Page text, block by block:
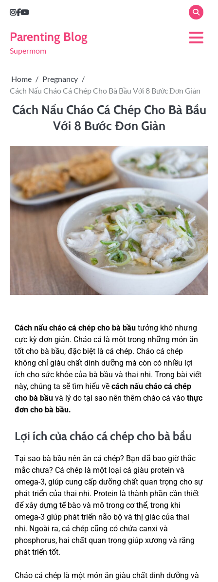
Parenting Blog
Supermom
Home
Pregnancy
Cách Nấu Cháo Cá Chép Cho Bà Bầu Với 8 Bước Đơn Giản
Cách Nấu Cháo Cá Chép Cho Bà Bầu
Với 8 Bước Đơn Giản
Cách nấu cháo cá chép cho bà bầu tưởng khó nhưng
cực kỳ đơn giản. Cháo cá là một trong những món ăn
tốt cho bà bầu, đặc biệt là cá chép. Cháo cá chép
không chỉ giàu chất dinh dưỡng mà còn có nhiều lợi
ích cho sức khỏe của bà bầu và thai nhi. Trong bài viết
này, chúng ta sẽ tìm hiểu về cách nấu cháo cá chép
cho bà bầu và lý do tại sao nên thêm cháo cá vào thực
đơn cho bà bầu.
Lợi ích của cháo cá chép cho bà bầu
Tại sao bà bầu nên ăn cá chép? Bạn đã bao giờ thắc
mắc chưa? Cá chép là một loại cá giàu protein và
omega-3, giúp cung cấp dưỡng chất quan trọng cho sự
phát triển của thai nhi. Protein là thành phần cần thiết
để xây dựng tế bào và mô trong cơ thể, trong khi
omega-3 giúp phát triển não bộ và thị giác của thai
nhi. Ngoài ra, cá chép cũng có chứa canxi và
phosphorus, hai chất quan trọng giúp xương và răng
phát triển tốt.
Cháo cá chép là một món ăn giàu chất dinh dưỡng và